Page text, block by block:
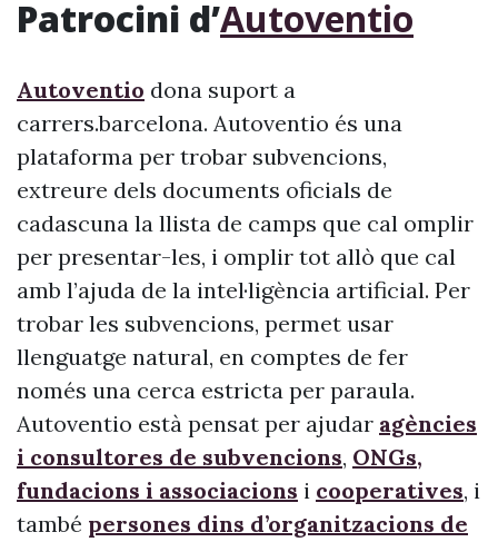
Patrocini d’Autoventio
Autoventio dona suport a
carrers.barcelona. Autoventio és una
plataforma per trobar subvencions,
extreure dels documents oficials de
cadascuna la llista de camps que cal omplir
per presentar-les, i omplir tot allò que cal
amb l’ajuda de la intel·ligència artificial. Per
trobar les subvencions, permet usar
llenguatge natural, en comptes de fer
només una cerca estricta per paraula.
Autoventio està pensat per ajudar agències
i consultores de subvencions, ONGs,
fundacions i associacions i cooperatives, i
també persones dins d’organitzacions de